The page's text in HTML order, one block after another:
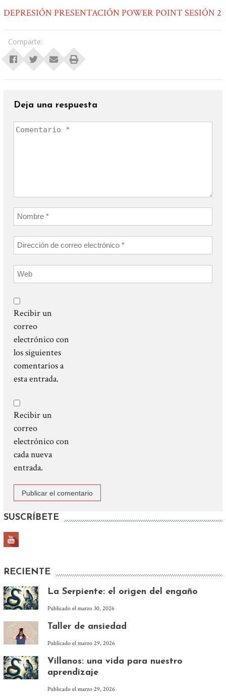
DEPRESIÓN PRESENTACIÓN POWER POINT SESIÓN 2
Comparte:
Deja una respuesta
Recibir un
correo
electrónico con
los siguientes
comentarios a
esta entrada.
Recibir un
correo
electrónico con
cada nueva
entrada.
SUSCRÍBETE
RECIENTE
La Serpiente: el origen del engaño
Publicado el marzo 30, 2026
Taller de ansiedad
Publicado el marzo 29, 2026
Villanos: una vida para nuestro
aprendizaje
Publicado el marzo 29, 2026